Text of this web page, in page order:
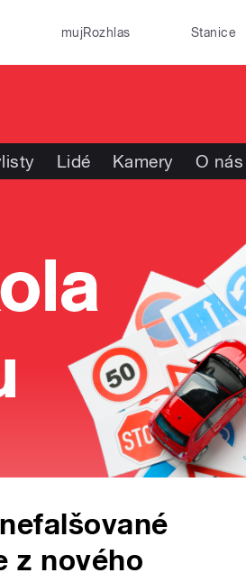
mujRozhlas Stanice
Lidé Kamery O nás
z nového